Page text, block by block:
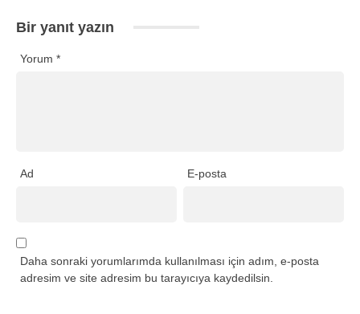
Bir yanıt yazın
Yorum *
Ad E-posta
Daha sonraki yorumlarımda kullanılması için adım, e-posta
adresim ve site adresim bu tarayıcıya kaydedilsin.